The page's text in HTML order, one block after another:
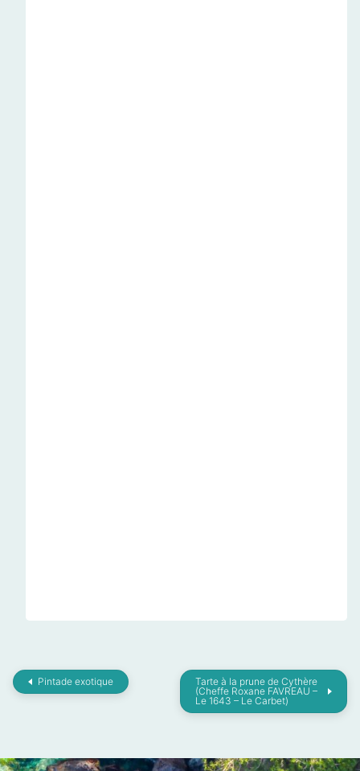
Pintade exotique
Tarte à la prune de Cythère
(Cheffe Roxane FAVREAU –
Le 1643 – Le Carbet)